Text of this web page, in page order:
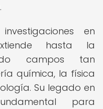
en
hasta la
campos tan
química, la física
Su legado en
para